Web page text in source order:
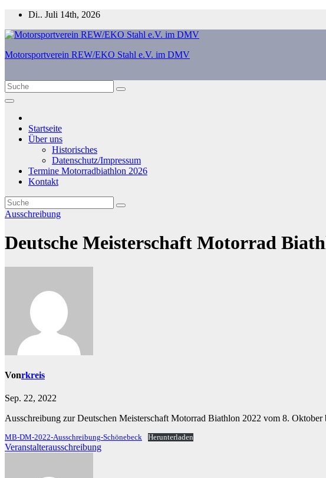
Zum
springen
Di.. Juli 14th, 2026
Motorsportverein REW/EKO Stahl e.V. im DMV
Startseite
Über uns
Historisches
Datenschutz/Impressum
Termine Motorradbiathlon 2026
Kontakt
Ausschreibung
Deutsche Meisterschaft Motorrad
Vonrkreis
Sep. 22, 2022
Ausschreibung zur Deutschen Meisterschaft Motorrad Biathlon 2022 vom 8.
MB-DM-2022-Ausschreibung-Schönebeck Herunterladen
Beitragsnavigation
Veranstalterausschreibung